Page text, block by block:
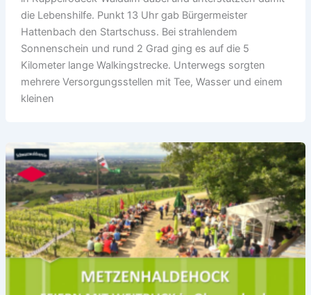
die Lebenshilfe. Punkt 13 Uhr gab Bürgermeister
Hattenbach den Startschuss. Bei strahlendem
Sonnenschein und rund 2 Grad ging es auf die 5
Kilometer lange Walkingstrecke. Unterwegs sorgten
mehrere Versorgungsstellen mit Tee, Wasser und einem
kleinen